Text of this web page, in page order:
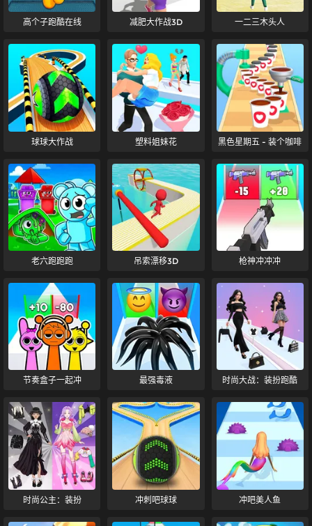
高个子跑酷在线 减肥大作战3D 一二三木头人
球球大作战 塑料姐妹花 黑色星期五 - 装个咖啡
老六跑跑跑 吊索漂移3D 枪神冲冲冲
节奏盒子一起冲 最强毒液 时尚大战：装扮跑酷
时尚公主：装扮 冲刺吧球球 冲吧美人鱼